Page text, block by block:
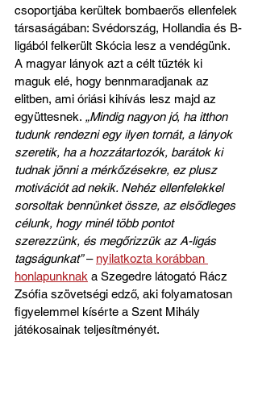
csoportjába kerültek bombaerős ellenfelek
társaságában: Svédország, Hollandia és B-
ligából felkerült Skócia lesz a vendégünk.
A magyar lányok azt a célt tűzték ki
maguk elé, hogy bennmaradjanak az
elitben, ami óriási kihívás lesz majd az
együttesnek. „Mindig nagyon jó, ha itthon
tudunk rendezni egy ilyen tornát, a lányok
szeretik, ha a hozzátartozók, barátok ki
tudnak jönni a mérkőzésekre, ez plusz
motivációt ad nekik. Nehéz ellenfelekkel
sorsoltak bennünket össze, az elsődleges
célunk, hogy minél több pontot
szerezzünk, és megőrizzük az A-ligás
tagságunkat” – nyilatkozta korábban
honlapunknak a Szegedre látogató Rácz
Zsófia szövetségi edző, aki folyamatosan
figyelemmel kísérte a Szent Mihály
játékosainak teljesítményét.